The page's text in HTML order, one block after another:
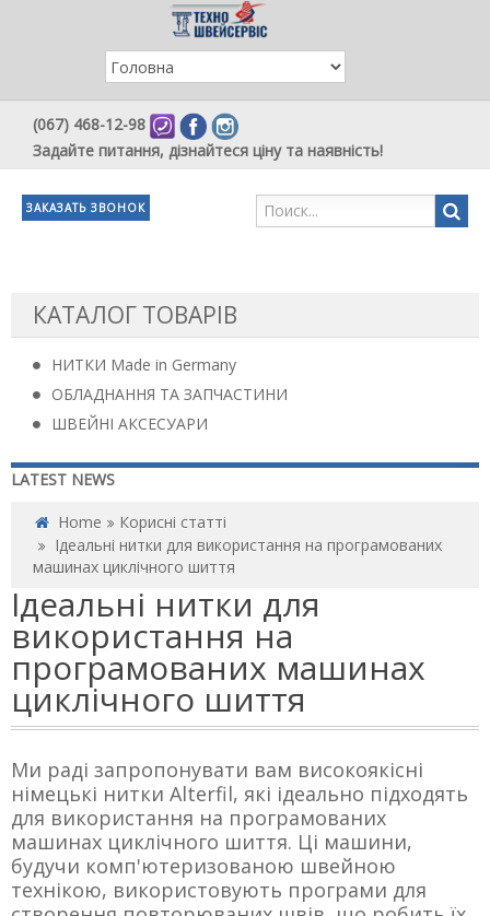
(067) 468-12-98
Задайте питання, дізнайтеся ціну та наявність!
ЗАКАЗАТЬ ЗВОНОК
КАТАЛОГ ТОВАРІВ
НИТКИ Made in Germany
ОБЛАДНАННЯ ТА ЗАПЧАСТИНИ
ШВЕЙНІ АКСЕСУАРИ
LATEST NEWS
Home
Корисні статті
Ідеальні нитки для використання на програмованих
машинах циклічного шиття
Ідеальні нитки для
використання на
програмованих машинах
циклічного шиття
Ми раді запропонувати вам високоякісні
німецькі нитки Alterfil, які ідеально підходять
для використання на програмованих
машинах циклічного шиття. Ці машини,
будучи комп'ютеризованою швейною
технікою, використовують програми для